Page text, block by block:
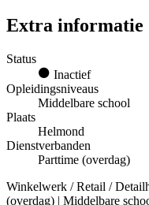
Extra informatie
Status
Inactief
Opleidingsniveaus
Middelbare school
Plaats
Helmond
Dienstverbanden
Parttime (overdag)
Winkelwerk / Retail /
(overdag) | Middelbare